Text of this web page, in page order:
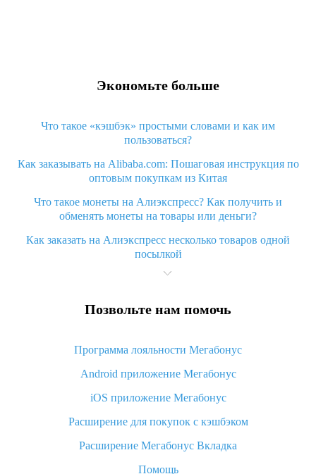
Экономьте больше
Что такое «кэшбэк» простыми словами и как им
пользоваться?
Как заказывать на Alibaba.com: Пошаговая инструкция по
оптовым покупкам из Китая
Что такое монеты на Алиэкспресс? Как получить и
обменять монеты на товары или деньги?
Как заказать на Алиэкспресс несколько товаров одной
посылкой
Что значит статус «Заказ закрыт» на Алиэкспресс и что
Что делать, если Алиэкспресс просит ввести паспортные
Как узнать, куда пришла посылка с Алиэкспресс
Вы отменили заказ на Алиэкспресс, когда вернут деньги?
Что такое баллы на Алиэкспресс, как их получить и
«AliExpress Standard Shipping»: что это за метод доставки и
как его отслеживать
Позвольте нам помочь
Программа лояльности Мегабонус
Android приложение Мегабонус
iOS приложение Мегабонус
Расширение для покупок с кэшбэком
Расширение Мегабонус Вкладка
Помощь